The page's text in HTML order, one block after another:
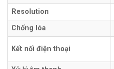
Resolution
Chống lóa
Kết nối điện thoại